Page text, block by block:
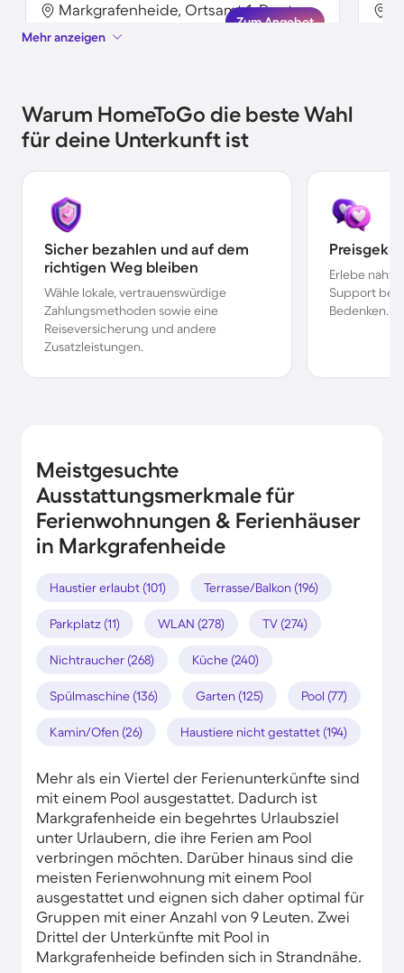
Markgrafenheide, Ortsamt 1, Deutschland
Zum Angebot
Mehr anzeigen
Warum HomeToGo die beste Wahl
für deine Unterkunft ist
Sicher bezahlen und auf dem
richtigen Weg bleiben
Wähle lokale, vertrauenswürdige
Zahlungsmethoden sowie eine
Reiseversicherung und andere
Zusatzleistungen.
Erlebe
Support bei
Bedenken.
Meistgesuchte
Ausstattungsmerkmale für
Ferienwohnungen & Ferienhäuser
in Markgrafenheide
Haustier erlaubt (101) Terrasse/Balkon (196)
Parkplatz (11) WLAN (278) TV (274)
Nichtraucher (268) Küche (240)
Spülmaschine (136) Garten (125) Pool (77)
Kamin/Ofen (26) Haustiere nicht gestattet (194)
Mehr als ein Viertel der Ferienunterkünfte sind
mit einem Pool ausgestattet. Dadurch ist
Markgrafenheide ein begehrtes Urlaubsziel
unter Urlaubern, die ihre Ferien am Pool
verbringen möchten. Darüber hinaus sind die
meisten Ferienwohnung mit einem Pool
ausgestattet und eignen sich daher optimal für
Gruppen mit einer Anzahl von 9 Leuten. Zwei
Drittel der Unterkünfte mit Pool in
Markgrafenheide befinden sich in Strandnähe.